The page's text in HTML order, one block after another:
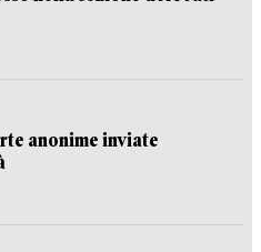
anonime inviate